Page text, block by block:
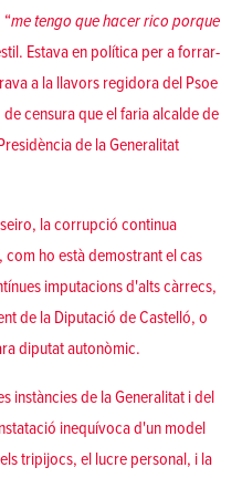
“me tengo que hacer rico porque
Estava en política per a forrar-
a la llavors regidora del Psoe
censura que el faria alcalde de
de la Generalitat
la corrupció continua
com ho està demostrant el cas
imputacions d'alts càrrecs,
de la Diputació de Castelló, o
diputat autonòmic.
instàncies de la Generalitat i del
inequívoca d'un model
tripijocs, el lucre personal, i la